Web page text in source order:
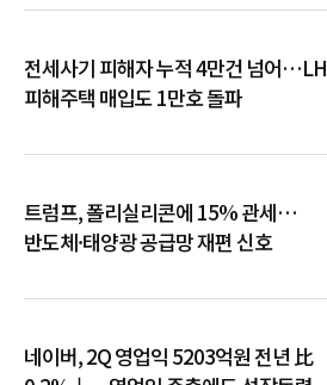
전세사기 피해자 누적 4만건 넘어…LH
피해주택 매입도 1만호 돌파
트럼프, 폴리실리콘에 15% 관세…
반도체·태양광 공급망 재편 신호
네이버, 2Q 영업익 5203억원 전년 比